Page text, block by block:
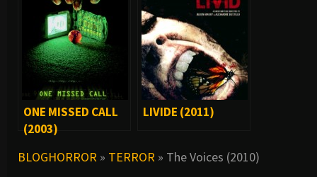
ONE MISSED CALL
(2003)
LIVIDE (2011)
BLOGHORROR » TERROR » The Voices (2010)